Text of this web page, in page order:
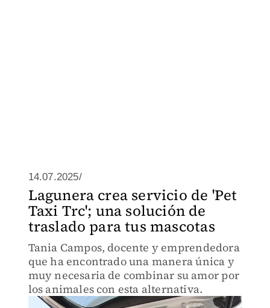
14.07.2025/
Lagunera crea servicio de 'Pet
Taxi Trc'; una solución de
traslado para tus mascotas
Tania Campos, docente y emprendedora
que ha encontrado una manera única y
muy necesaria de combinar su amor por
los animales con esta alternativa.